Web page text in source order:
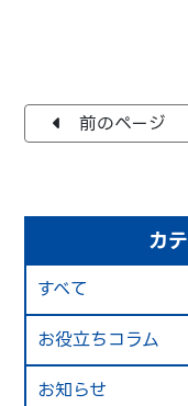
前のページ
カ
すべて
お役立ちコラム
お知らせ